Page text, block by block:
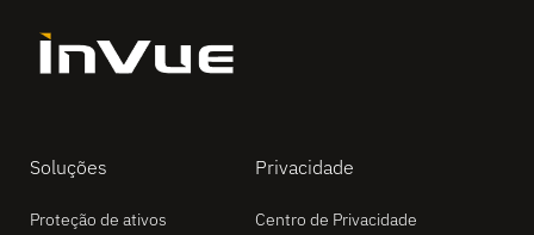
Soluções
Proteção de ativos
Privacidade
Centro de Privacidade